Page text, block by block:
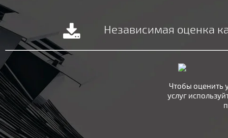
Независимая оценка
Чтобы оценить
услуг